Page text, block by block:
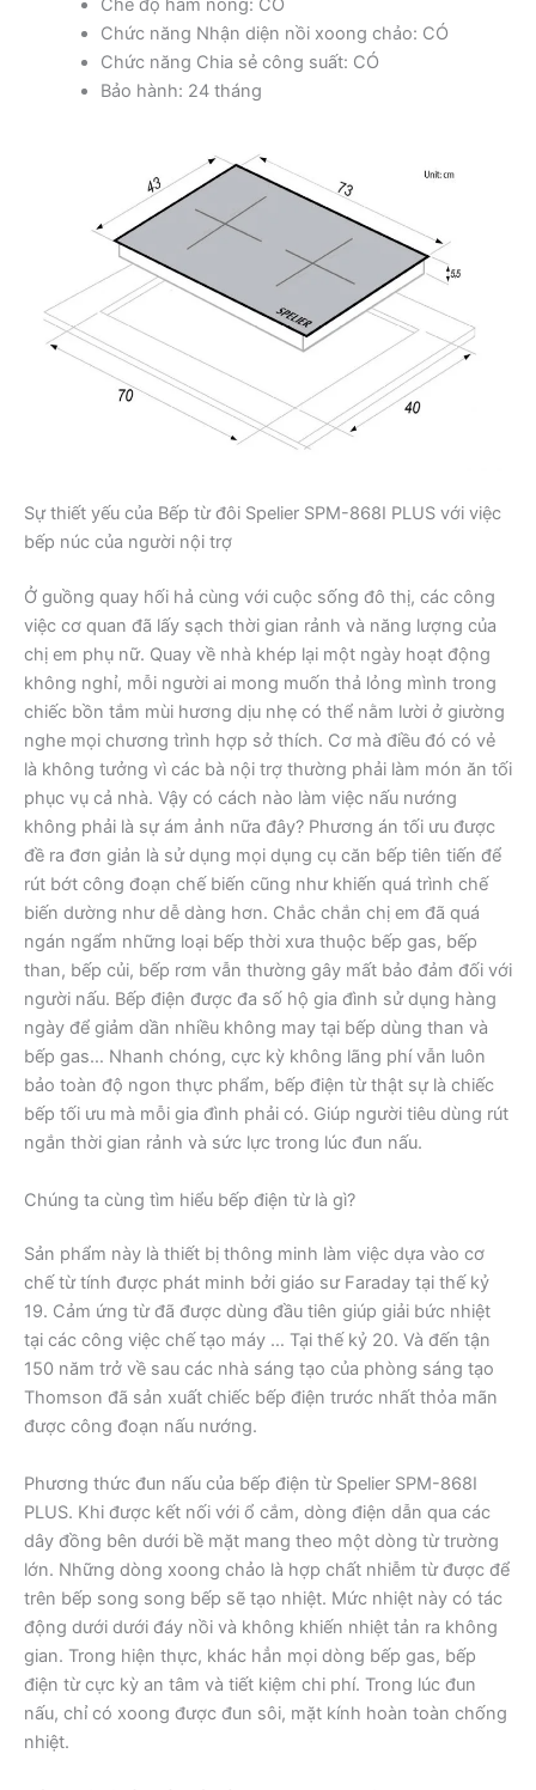
Chế độ hâm nóng: CÓ
Chức năng Nhận diện nồi xoong chảo: CÓ
Chức năng Chia sẻ công suất: CÓ
Bảo hành: 24 tháng
Sự thiết yếu của Bếp từ đôi Spelier SPM-868I PLUS với việc
bếp núc của người nội trợ
Ở guồng quay hối hả cùng với cuộc sống đô thị, các công
việc cơ quan đã lấy sạch thời gian rảnh và năng lượng của
chị em phụ nữ. Quay về nhà khép lại một ngày hoạt động
không nghỉ, mỗi người ai mong muốn thả lỏng mình trong
chiếc bồn tắm mùi hương dịu nhẹ có thể nằm lười ở giường
nghe mọi chương trình hợp sở thích. Cơ mà điều đó có vẻ
là không tưởng vì các bà nội trợ thường phải làm món ăn tối
phục vụ cả nhà. Vậy có cách nào làm việc nấu nướng
không phải là sự ám ảnh nữa đây? Phương án tối ưu được
đề ra đơn giản là sử dụng mọi dụng cụ căn bếp tiên tiến để
rút bớt công đoạn chế biến cũng như khiến quá trình chế
biến dường như dễ dàng hơn. Chắc chắn chị em đã quá
ngán ngẩm những loại bếp thời xưa thuộc bếp gas, bếp
than, bếp củi, bếp rơm vẫn thường gây mất bảo đảm đối với
người nấu. Bếp điện được đa số hộ gia đình sử dụng hàng
ngày để giảm dần nhiều không may tại bếp dùng than và
bếp gas… Nhanh chóng, cực kỳ không lãng phí vẫn luôn
bảo toàn độ ngon thực phẩm, bếp điện từ thật sự là chiếc
bếp tối ưu mà mỗi gia đình phải có. Giúp người tiêu dùng rút
ngắn thời gian rảnh và sức lực trong lúc đun nấu.
Chúng ta cùng tìm hiểu bếp điện từ là gì?
Sản phẩm này là thiết bị thông minh làm việc dựa vào cơ
chế từ tính được phát minh bởi giáo sư Faraday tại thế kỷ
19. Cảm ứng từ đã được dùng đầu tiên giúp giải bức nhiệt
tại các công việc chế tạo máy … Tại thế kỷ 20. Và đến tận
150 năm trở về sau các nhà sáng tạo của phòng sáng tạo
Thomson đã sản xuất chiếc bếp điện trước nhất thỏa mãn
được công đoạn nấu nướng.
Phương thức đun nấu của bếp điện từ Spelier SPM-868I
PLUS. Khi được kết nối với ổ cắm, dòng điện dẫn qua các
dây đồng bên dưới bề mặt mang theo một dòng từ trường
lớn. Những dòng xoong chảo là hợp chất nhiễm từ được để
trên bếp song song bếp sẽ tạo nhiệt. Mức nhiệt này có tác
động dưới dưới đáy nồi và không khiến nhiệt tản ra không
gian. Trong hiện thực, khác hẳn mọi dòng bếp gas, bếp
điện từ cực kỳ an tâm và tiết kiệm chi phí. Trong lúc đun
nấu, chỉ có xoong được đun sôi, mặt kính hoàn toàn chống
nhiệt.